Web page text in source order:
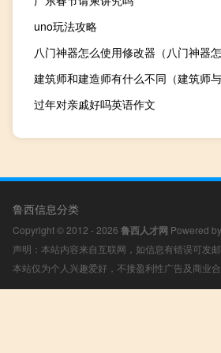
uno玩法攻略
八门神器怎么使用修改器（八门神器怎
建筑师和建造师有什么不同（建筑师
过年对亲戚好吗英语作文
鲁西信息分类
Copyright © 2012 - 2026 鲁西人才网 Powered by
声明：本站内容来自互联网，如信息有错误可发
本站仅为个人兴趣爱好，不接盈利性广告及商业